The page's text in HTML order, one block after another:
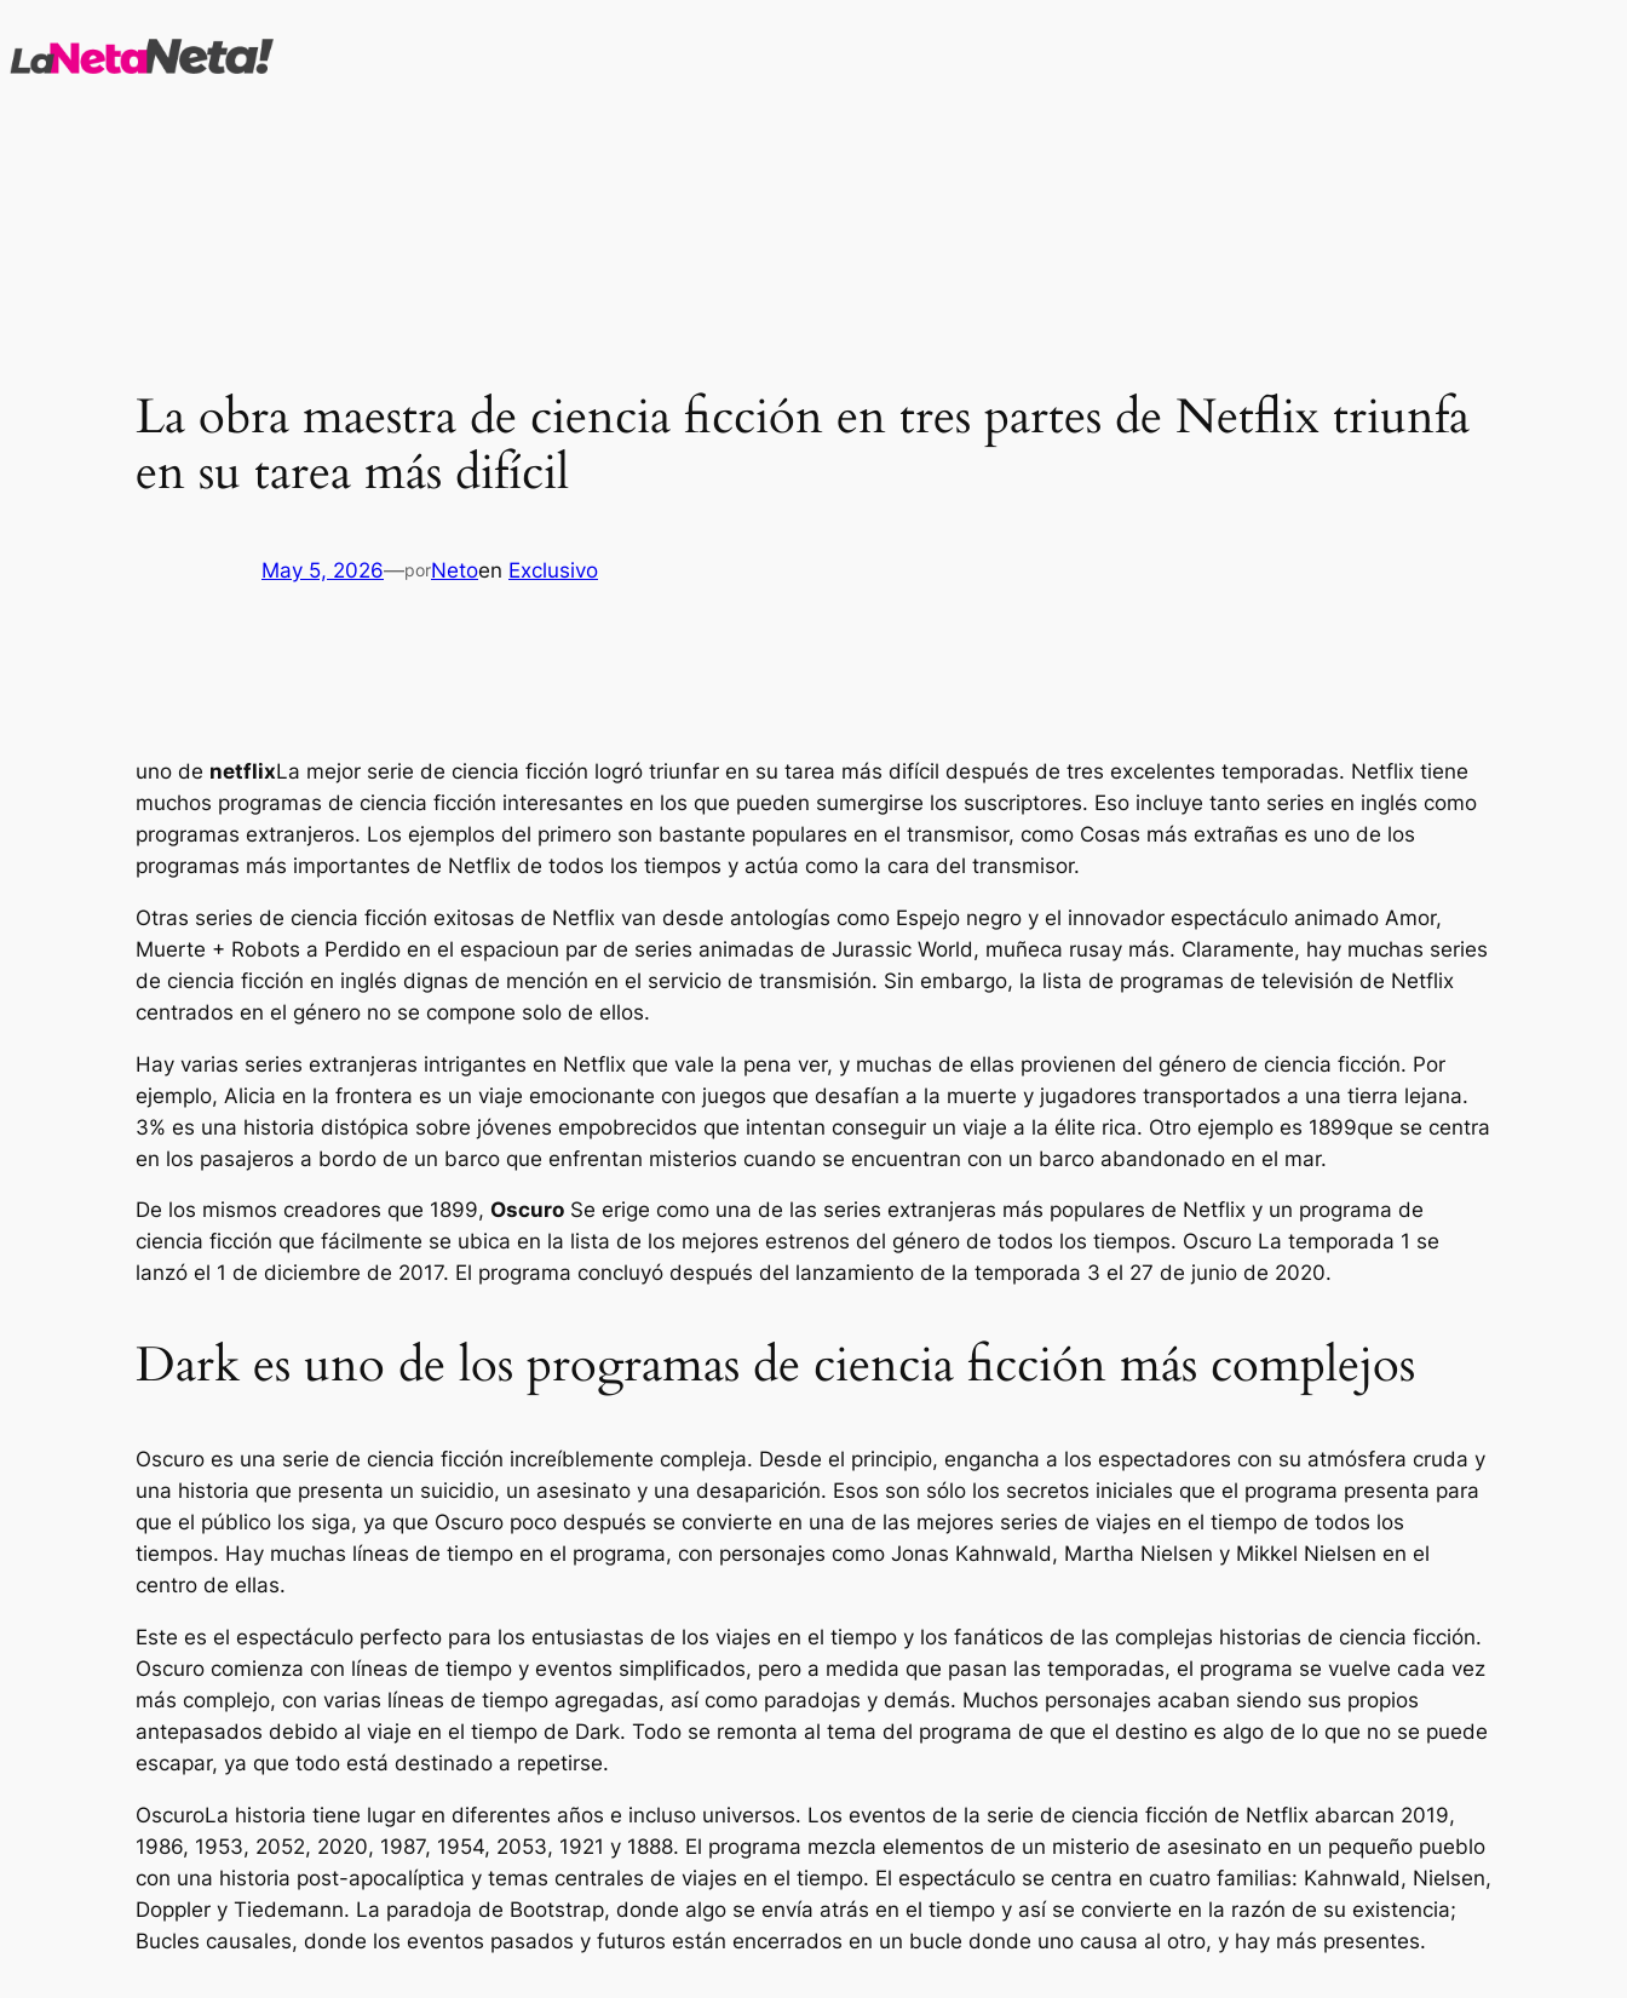
al
La obra maestra de ciencia ficción en tres partes de Netflix triunfa
en su tarea más difícil
May 5, 2026—porNetoen Exclusivo
uno de netflixLa mejor serie de ciencia ficción logró triunfar en su tarea más difícil después de tres excelentes temporadas. Netflix tiene
muchos programas de ciencia ficción interesantes en los que pueden sumergirse los suscriptores. Eso incluye tanto series en inglés como
programas extranjeros. Los ejemplos del primero son bastante populares en el transmisor, como Cosas más extrañas es uno de los
programas más importantes de Netflix de todos los tiempos y actúa como la cara del transmisor.
Otras series de ciencia ficción exitosas de Netflix van desde antologías como Espejo negro y el innovador espectáculo animado Amor,
Muerte + Robots a Perdido en el espacioun par de series animadas de Jurassic World, muñeca rusay más. Claramente, hay muchas series
de ciencia ficción en inglés dignas de mención en el servicio de transmisión. Sin embargo, la lista de programas de televisión de Netflix
centrados en el género no se compone solo de ellos.
Hay varias series extranjeras intrigantes en Netflix que vale la pena ver, y muchas de ellas provienen del género de ciencia ficción. Por
ejemplo, Alicia en la frontera es un viaje emocionante con juegos que desafían a la muerte y jugadores transportados a una tierra lejana.
3% es una historia distópica sobre jóvenes empobrecidos que intentan conseguir un viaje a la élite rica. Otro ejemplo es 1899que se centra
en los pasajeros a bordo de un barco que enfrentan misterios cuando se encuentran con un barco abandonado en el mar.
De los mismos creadores que 1899, Oscuro Se erige como una de las series extranjeras más populares de Netflix y un programa de
ciencia ficción que fácilmente se ubica en la lista de los mejores estrenos del género de todos los tiempos. Oscuro La temporada 1 se
lanzó el 1 de diciembre de 2017. El programa concluyó después del lanzamiento de la temporada 3 el 27 de junio de 2020.
Dark es uno de los programas de ciencia ficción más complejos
Oscuro es una serie de ciencia ficción increíblemente compleja. Desde el principio, engancha a los espectadores con su atmósfera cruda y
una historia que presenta un suicidio, un asesinato y una desaparición. Esos son sólo los secretos iniciales que el programa presenta para
que el público los siga, ya que Oscuro poco después se convierte en una de las mejores series de viajes en el tiempo de todos los
tiempos. Hay muchas líneas de tiempo en el programa, con personajes como Jonas Kahnwald, Martha Nielsen y Mikkel Nielsen en el
centro de ellas.
Este es el espectáculo perfecto para los entusiastas de los viajes en el tiempo y los fanáticos de las complejas historias de ciencia ficción.
Oscuro comienza con líneas de tiempo y eventos simplificados, pero a medida que pasan las temporadas, el programa se vuelve cada vez
más complejo, con varias líneas de tiempo agregadas, así como paradojas y demás. Muchos personajes acaban siendo sus propios
antepasados ​​debido al viaje en el tiempo de Dark. Todo se remonta al tema del programa de que el destino es algo de lo que no se puede
escapar, ya que todo está destinado a repetirse.
OscuroLa historia tiene lugar en diferentes años e incluso universos. Los eventos de la serie de ciencia ficción de Netflix abarcan 2019,
1986, 1953, 2052, 2020, 1987, 1954, 2053, 1921 y 1888. El programa mezcla elementos de un misterio de asesinato en un pequeño pueblo
con una historia post-apocalíptica y temas centrales de viajes en el tiempo. El espectáculo se centra en cuatro familias: Kahnwald, Nielsen,
Doppler y Tiedemann. La paradoja de Bootstrap, donde algo se envía atrás en el tiempo y así se convierte en la razón de su existencia;
Bucles causales, donde los eventos pasados ​​y futuros están encerrados en un bucle donde uno causa al otro, y hay más presentes.